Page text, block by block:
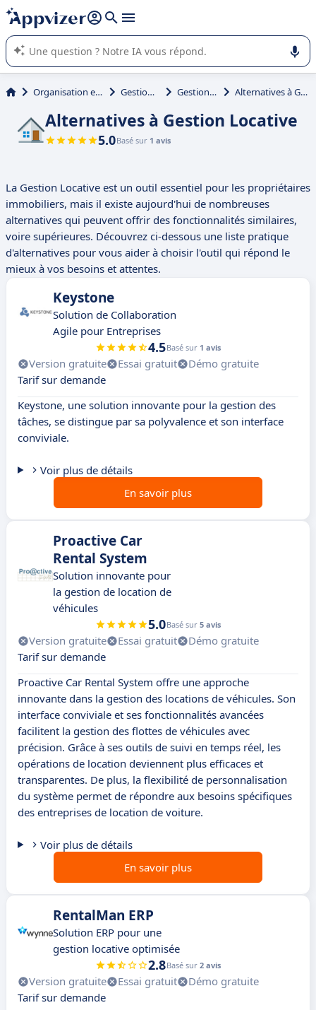
répondre (plusieurs lignes avec
L'IA de Appvizer vous guide dans l'utilisation ou la sélection de
logiciel SaaS en entreprise.
Organisation et planification Gestion locative Gestion Locative Alternatives à Gestion Locative
Alternatives à Gestion Locative
5.0Basé sur 1 avis
La Gestion Locative est un outil essentiel pour les propriétaires
immobiliers, mais il existe aujourd'hui de nombreuses
alternatives qui peuvent offrir des fonctionnalités similaires,
voire supérieures. Découvrez ci-dessous une liste pratique
d'alternatives pour vous aider à choisir l'outil qui répond le
mieux à vos besoins et attentes.
Keystone
Solution de Collaboration
Agile pour Entreprises
4.5Basé sur 1 avis
Version gratuite Essai gratuit
Démo gratuite
Tarif sur demande
Keystone, une solution innovante pour la gestion des
tâches, se distingue par sa polyvalence et son interface
conviviale.
Voir plus de détails
En savoir plus
Proactive Car
Rental System
Solution innovante pour
la gestion de location de
véhicules
5.0Basé sur 5 avis
Version gratuite Essai gratuit
Démo gratuite
Tarif sur demande
Proactive Car Rental System offre une approche
innovante dans la gestion des locations de véhicules. Son
interface conviviale et ses fonctionnalités avancées
facilitent la gestion des flottes de véhicules avec
précision. Grâce à ses outils de suivi en temps réel, les
opérations de location deviennent plus efficaces et
transparentes. De plus, la flexibilité de personnalisation
du système permet de répondre aux besoins spécifiques
des entreprises de location de voiture.
Voir plus de détails
En savoir plus
RentalMan ERP
Solution ERP pour une
gestion locative optimisée
2.8Basé sur 2 avis
Version gratuite Essai gratuit
Démo gratuite
Tarif sur demande